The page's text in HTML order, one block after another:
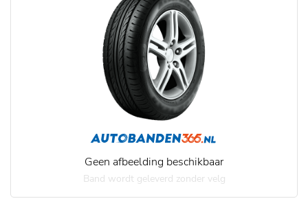
Geen afbeelding beschikbaar
Band wordt geleverd zonder velg